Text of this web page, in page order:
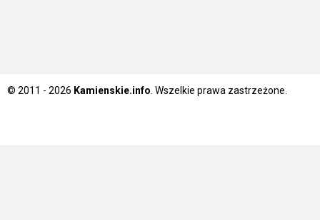
© 2011 - 2026 Kamienskie.info . Wszelkie prawa zastrzeżone.